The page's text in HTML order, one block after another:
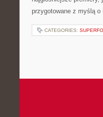
przygotowane z myślą
CATEGORIES: